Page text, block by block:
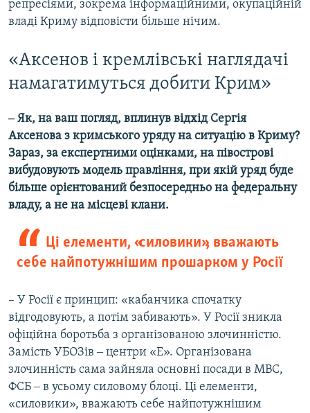
репресіями, зокрема інформаційними, окупаційній
владі Криму відповісти більше нічим.
«Аксенов і кремлівські наглядачі
намагатимуться добити Крим»
‒ Як, на ваш погляд, вплинув відхід Сергія
Аксенова з кримського уряду на ситуацію в Криму?
Зараз, за експертними оцінками, на півострові
вибудовують модель правління, при якій уряд буде
більше орієнтований безпосередньо на федеральну
владу, а не на місцеві клани.
Ці елементи, «силовики», вважають
себе найпотужнішим прошарком у Росії
– У Росії є принцип: «кабанчика спочатку
відгодовують, а потім забивають». У Росії зникла
офіційна боротьба з організованою злочинністю.
Замість УБОЗів ‒ центри «Е». Організована
злочинність сама зайняла основні посади в МВС,
ФСБ ‒ в усьому силовому блоці. Ці елементи,
«силовики», вважають себе найпотужнішим